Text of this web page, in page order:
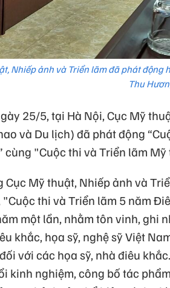
Nhiếp ảnh và Triển lãm đã phát
Thu
25/5, tại Hà Nội, Cục Mỹ
và Du lịch) đã phát động
cùng "Cuộc thi và Triển lãm
Cục Mỹ thuật, Nhiếp ảnh và
"Cuộc thi và Triển lãm 5 năm
một lần, nhằm tôn vinh, ghi
khắc, họa sỹ, nghệ sỹ Việt
với các họa sỹ, nhà điêu
kinh nghiệm, công bố tác